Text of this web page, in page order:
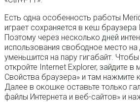
Есть одна особенность работы
играет сохраняется в кеш браузера
Поэтому через несколько дней
использования свободное место
уменьшится на пару гигабайт.
откройте Internet Explorer, зайдите в
Свойства браузера» и там нажмите
Далее в окошке оставьте только
файлы Интернета и веб-сайтов» и